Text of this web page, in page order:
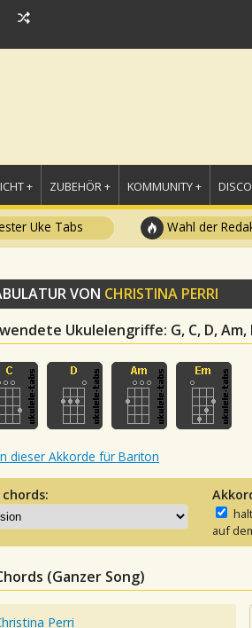
+ ZUBEHÖR + KOMMUNITY +
Uke Tabs Wahl der
VON CHRISTINA PERRI
Ukulelengriffe: G, C, D, Am,
dieser Akkorde für Bariton
auf
(Ganzer Song)
Perri